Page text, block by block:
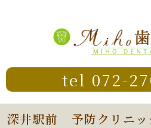
tel 072-
深井駅前 予防クリニ